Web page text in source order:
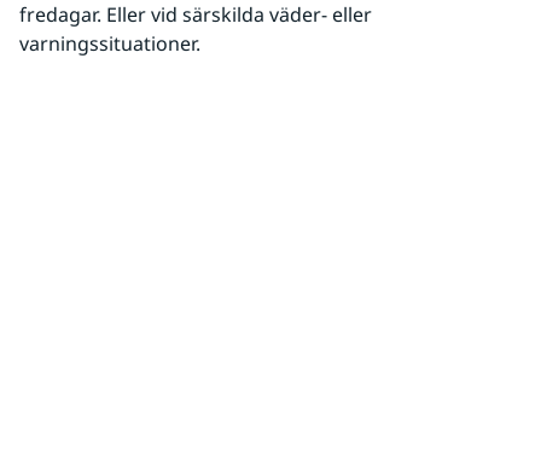
fredagar. Eller vid särskilda väder- eller
varningssituationer.